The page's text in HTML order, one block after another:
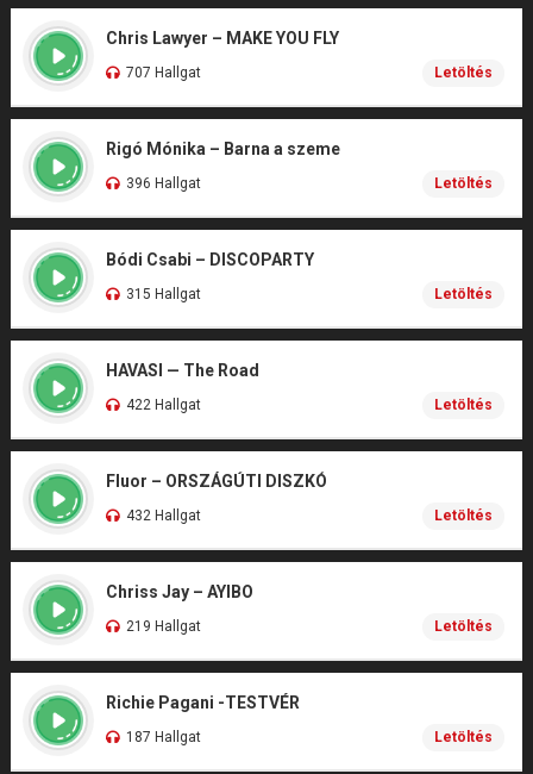
Chris Lawyer – MAKE YOU FLY
707 Hallgat Letöltés
Rigó Mónika – Barna a szeme
396 Hallgat Letöltés
Bódi Csabi – DISCOPARTY
315 Hallgat Letöltés
HAVASI — The Road
422 Hallgat Letöltés
Fluor – ORSZÁGÚTI DISZKÓ
432 Hallgat Letöltés
Chriss Jay – AYIBO
219 Hallgat Letöltés
Richie Pagani -TESTVÉR
187 Hallgat Letöltés